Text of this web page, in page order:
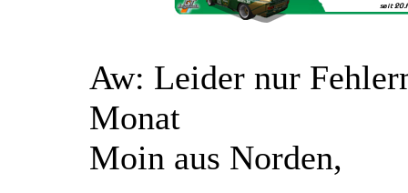
Aw: Leider nur
Monat
Moin aus Norden,